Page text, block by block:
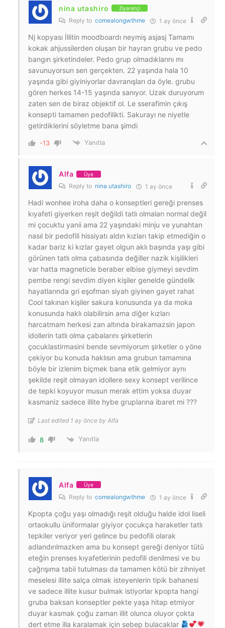
nina utashiro Ziyaretçi
Reply to comealongwthme 1 ay önce
Nj kopyası İllitin moodboardı neymiş asjasj Tamamı
kokak ahjussilerden oluşan bir hayran grubu ve pedo
bangın şirketindeler. Pedo grup olmadıklarını mı
savunuyorsun sen gerçekten. 22 yaşında hala 10
yaşında gibi giyiniyorlar davranışları da öyle. grubu
gören herkes 14-15 yaşında sanıyor. Uzak duruyorum
zaten sen de biraz objektif ol. Le sserafimin çıkış
konsepti tamamen pedofilikti. Sakurayı ne niyetle
getirdiklerini söyletme bana şimdi
-13 Yanıtla
Alfa Üye
Reply to nina utashiro 1 ay önce
Hadi wonhee iroha daha o konseptleri gereği prenses
kıyafeti giyerken reşit değildi tatlı olmaları normal değil
mi çocuktu yanii ama 22 yaşındaki minju ve yunahtan
nasıl bir pedofili hissiyatı aldın kızları takip etmediğin o
kadar bariz ki kızlar gayet olgun aklı başında yaşı gibi
görünen tatlı olma çabasında değiller nazik kişilikleri
var hatta magneticle beraber elbise giymeyi sevdim
pembe rengi sevdim diyen kişiler genelde gündelik
hayatlarında gri eşofman siyah giyinen gayet rahat
Cool takınan kişiler sakura konusunda ya da moka
konusunda haklı olabilirsin ama diğer kızları
harcatmam herkesi zan altında birakamazsin japon
idollerin tatlı olma çabalarını şirketlerin
çocuklastirmasini bende sevmiyorum şirketler o yöne
çekiyor bu konuda haklısın ama grubun tamamına
böyle bir izlenim biçmek bana etik gelmiyor aynı
şekilde reşit olmayan idollere sexy konsept verilince
de tepki koyuyor musun merak ettim yoksa duyar
kasmaniz sadece illite hybe gruplarına ibaret mi ???
Last edited 1 ay önce by Alfa
8 Yanıtla
Alfa Üye
Reply to comealongwthme 1 ay önce
Kpopta çoğu yaşı olmadığı reşit olduğu halde idol liseli
ortaokullu üniformalar giyiyor çocukça haraketler tatlı
tepkiler veriyor yeri gelince bu pedofili olarak
adlandırılmazken ama bu konsept gereği deniyor tütü
eteğin prenses kıyafetlerinin pedofili denilmesi ve bu
çağrışıma tabii tutulması da tamamen kötü bir zihniyet
meselesi illite salça olmak isteyenlerin tipik bahanesi
ve sadece illite kusur bulmak istiyorlar kpopta hangi
gruba baksan konseptler pekte yaşa hitap etmiyor
duyar kasmak çoğu zaman illit olunca oluyor çokta
dert etme illa karalamak için sebep bulacaklar